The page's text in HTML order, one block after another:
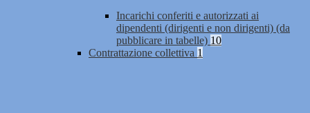
Incarichi conferiti e autorizzati ai
dipendenti (dirigenti e non dirigenti) (da
pubblicare in tabelle) 10
Contrattazione collettiva 1